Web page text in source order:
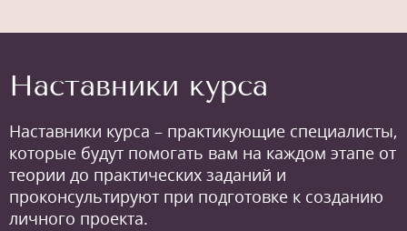
Наставники курса
Наставники курса – практикующие специалисты,
которые будут помогать вам на каждом этапе от
теории до практических заданий и
проконсультируют при подготовке к созданию
личного проекта.